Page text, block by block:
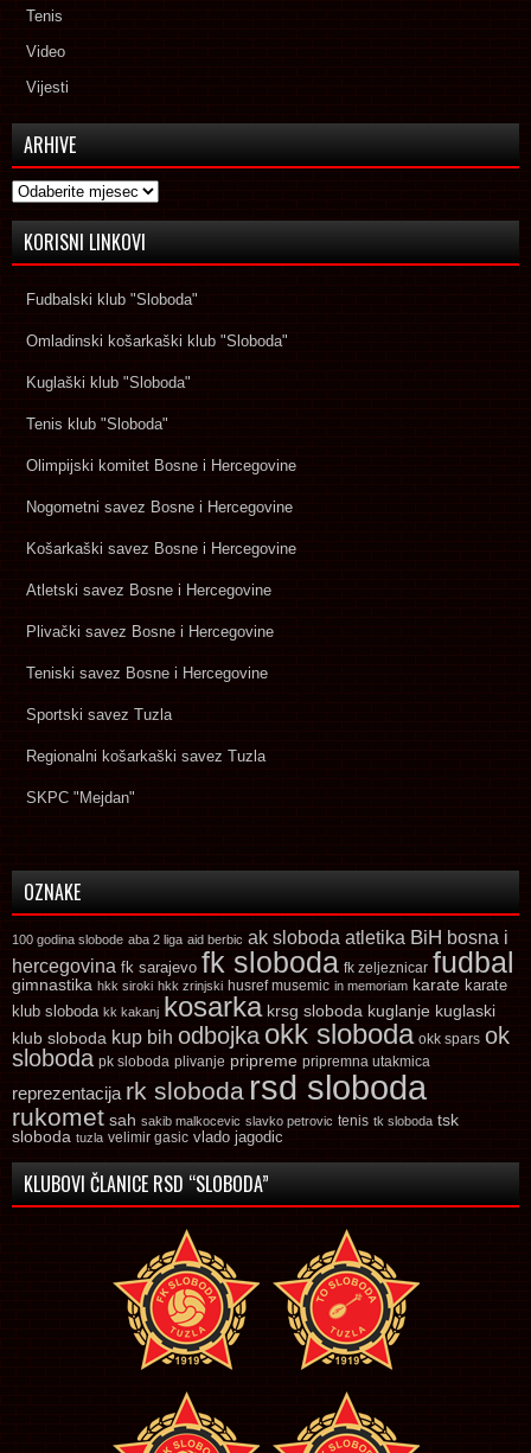
Tenis
Video
Vijesti
ARHIVE
Arhive
KORISNI LINKOVI
Fudbalski klub "Sloboda"
Omladinski košarkaški klub "Sloboda"
Kuglaški klub "Sloboda"
Tenis klub "Sloboda"
Olimpijski komitet Bosne i Hercegovine
Nogometni savez Bosne i Hercegovine
Košarkaški savez Bosne i Hercegovine
Atletski savez Bosne i Hercegovine
Plivački savez Bosne i Hercegovine
Teniski savez Bosne i Hercegovine
Sportski savez Tuzla
Regionalni košarkaški savez Tuzla
SKPC "Mejdan"
OZNAKE
100 godina slobode aba 2 liga aid berbic ak sloboda atletika BiH bosna i
hercegovina fk sarajevo fk sloboda fk zeljeznicar fudbal
gimnastika hkk siroki hkk zrinjski husref musemic in memoriam karate karate
klub sloboda kk kakanj kosarka krsg sloboda kuglanje kuglaski
klub sloboda kup bih odbojka okk sloboda okk spars ok
sloboda pk sloboda plivanje pripreme pripremna utakmica
reprezentacija rk sloboda rsd sloboda
rukomet sah sakib malkocevic slavko petrovic tenis tk sloboda tsk
sloboda tuzla velimir gasic vlado jagodic
KLUBOVI ČLANICE RSD “SLOBODA”